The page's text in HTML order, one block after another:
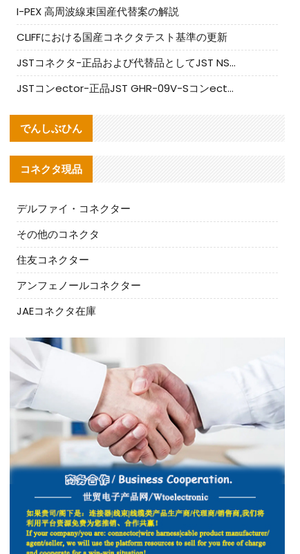
I-PEX 高周波線束国産代替案の解説
CLIFFにおける国産コネクタテスト基準の更新
JSTコネクタ-正品および代替品としてJST NSHR-02V-Sコネクタを提供します
JSTコンector-正品JST GHR-09V-Sコンector|代替品提供
でんしぶひん
コネクタ現品
デルファイ・コネクター
その他のコネクタ
住友コネクター
アンフェノールコネクター
JAEコネクタ在庫